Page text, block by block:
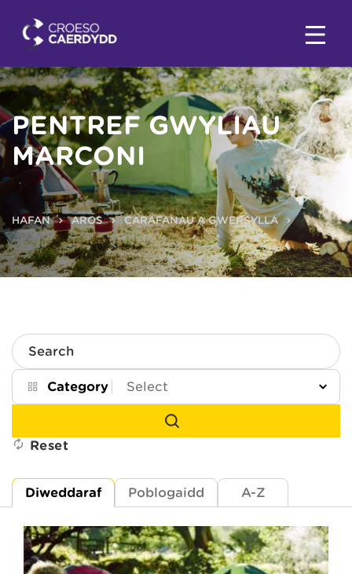
PENTREF GWYLIAU
MARCONI
HAFAN AROS CARAFANAU A GWERSYLLA
Search
Category
Reset
Diweddaraf Poblogaidd A-Z